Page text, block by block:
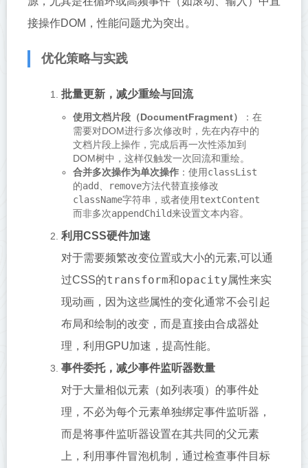
接操作DOM，性能问题尤为突出。
优化策略与实践
批量更新，减少重绘与回流
使用文档片段（DocumentFragment）
：在
需要对DOM进行多次修改时，先在内存中的
文档片段上操作，完成后再一次性添加到
DOM树中，这样仅触发一次回流和重绘。
合并多次操作为单次操作：使用classList
的add remove方法代替直接修改
className字符串，或者使用textContent
而非多次appendChild来设置文本内容。
利用CSS硬件加速
对于需要频繁改变位置或大小的元素,可以通
过CSS的transform和opacity属性来实
现动画，因为这些属性的变化通常不会引起
布局和绘制的改变，而是直接由合成器处
理，利用GPU加速，提高性能。
事件委托，减少事件监听器数量
对于大量相似元素（如列表项）的事件处
理，不必为每个元素单独绑定事件监听器，
而是将事件监听器设置在其共同的父元素
上，利用事件冒泡机制，通过检查事件目标